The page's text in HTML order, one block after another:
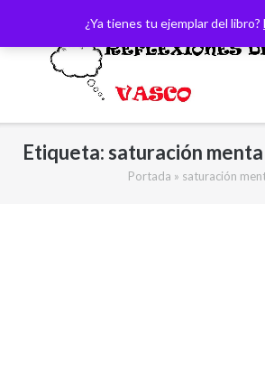
¿Ya tienes tu ejemplar del libro?
contenido
Etiqueta:saturación
Portada » saturación